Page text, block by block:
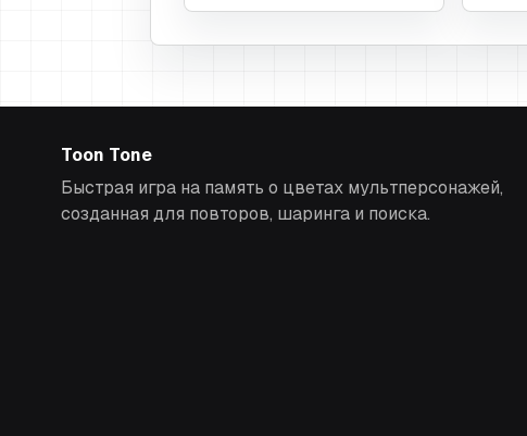
Toon Tone
Быстрая игра на память о цветах мультперсонажей,
созданная для повторов, шаринга и поиска.